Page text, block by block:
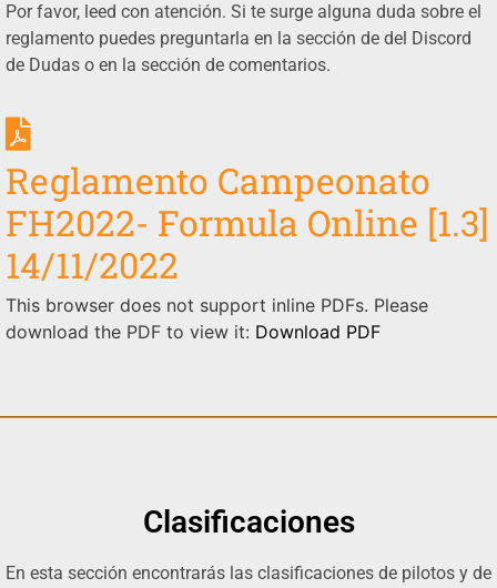
Por favor, leed con atención. Si te surge alguna duda sobre el
reglamento puedes preguntarla en la sección de del Discord
de Dudas o en la sección de comentarios.
Reglamento Campeonato
FH2022- Formula Online [1.3]
14/11/2022
This browser does not support inline PDFs. Please
download the PDF to view it: Download PDF
Clasificaciones
En esta sección encontrarás las clasificaciones de pilotos y de